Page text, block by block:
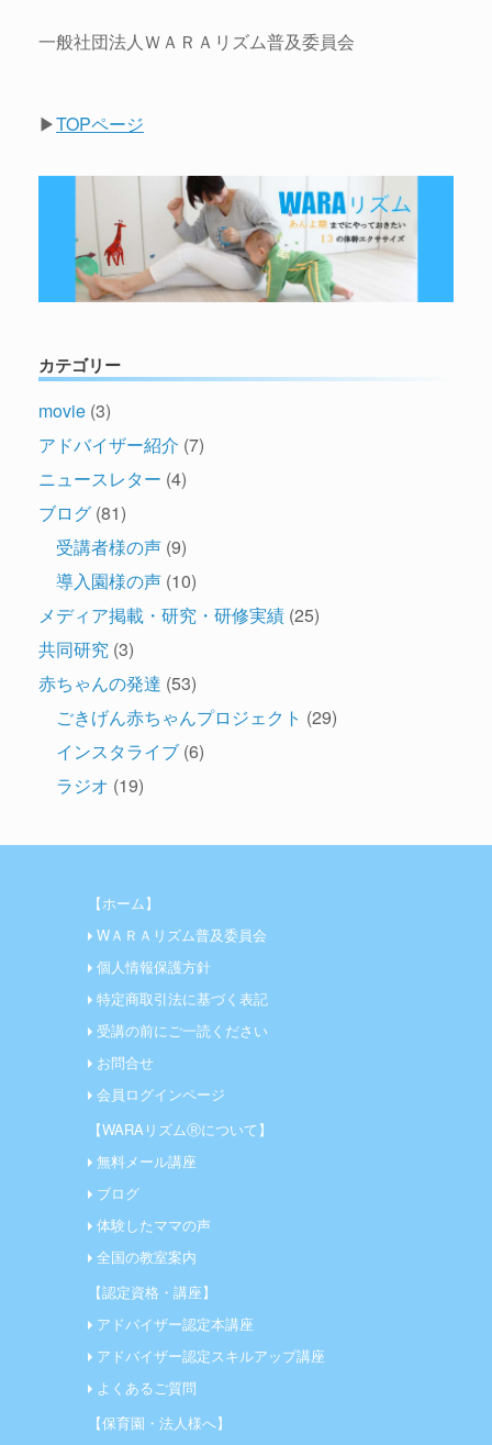
一般社団法人ＷＡＲＡリズム普及委員会
▶TOPページ
カテゴリー
movie (3)
アドバイザー紹介 (7)
ニュースレター (4)
ブログ (81)
受講者様の声 (9)
導入園様の声 (10)
メディア掲載・研究・研修実績 (25)
共同研究 (3)
赤ちゃんの発達 (53)
ごきげん赤ちゃんプロジェクト (29)
インスタライブ (6)
ラジオ (19)
【ホーム】
WＡＲＡリズム普及委員会
個人情報保護方針
特定商取引法に基づく表記
受講の前にご一読ください
お問合せ
会員ログインページ
【WARAリズムⓇについて】
無料メール講座
ブログ
体験したママの声
全国の教室案内
【認定資格・講座】
アドバイザー認定本講座
アドバイザー認定スキルアップ講座
よくあるご質問
【保育園・法人様へ】